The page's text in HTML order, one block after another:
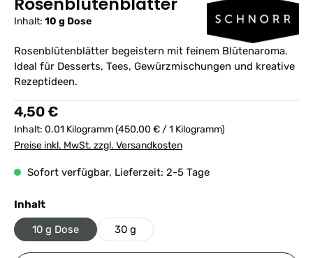
Inhalt: 10 g Dose
Rosenblütenblätter begeistern mit feinem Blütenaroma.
Ideal für Desserts, Tees, Gewürzmischungen und kreative
Rezeptideen.
Regulärer Preis:
4,50 €
Inhalt: 0.01 Kilogramm(450,00 € / 1 Kilogramm)
Preise inkl. MwSt. zzgl. Versandkosten
Sofort verfügbar, Lieferzeit: 2-5 Tage
Inhaltauswählen
10 g Dose 30 g